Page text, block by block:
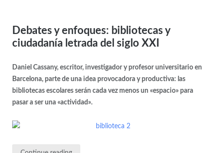
Debates y enfoques: bibliotecas y
ciudadanía letrada del siglo XXI
Daniel Cassany, escritor, investigador y profesor universitario en
Barcelona, parte de una idea provocadora y productiva: las
bibliotecas escolares serán cada vez menos un «espacio» para
pasar a ser una «actividad».